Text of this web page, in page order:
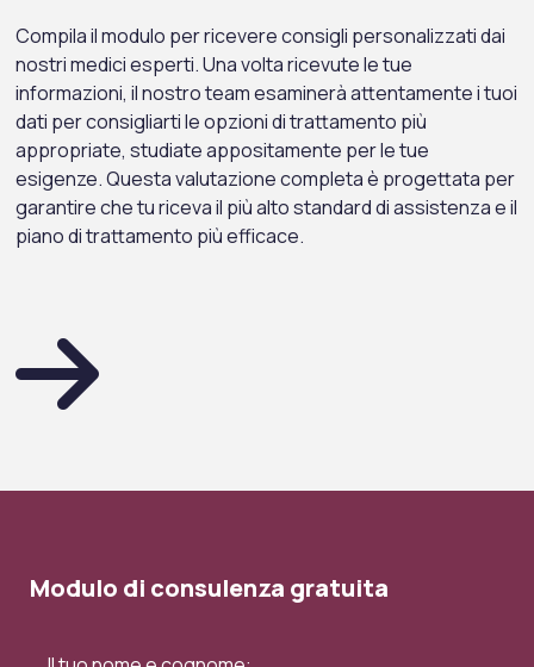
Compila il modulo per ricevere consigli personalizzati dai
nostri medici esperti. Una volta ricevute le tue
informazioni, il nostro team esaminerà attentamente i tuoi
dati per consigliarti le opzioni di trattamento più
appropriate, studiate appositamente per le tue
esigenze. Questa valutazione completa è progettata per
garantire che tu riceva il più alto standard di assistenza e il
piano di trattamento più efficace.
Modulo di consulenza gratuita